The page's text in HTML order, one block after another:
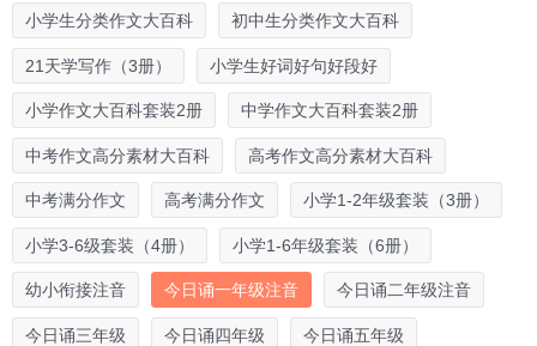
小学生分类作文大百科 初中生分类作文大百科
21天学写作（3册） 小学生好词好句好段好
小学作文大百科套装2册 中学作文大百科套装2册
中考作文高分素材大百科 高考作文高分素材大百科
中考满分作文 高考满分作文 小学1-2年级套装（3册）
小学3-6级套装（4册） 小学1-6年级套装（6册）
幼小衔接注音 今日诵一年级注音 今日诵二年级注音
今日诵三年级 今日诵四年级 今日诵五年级